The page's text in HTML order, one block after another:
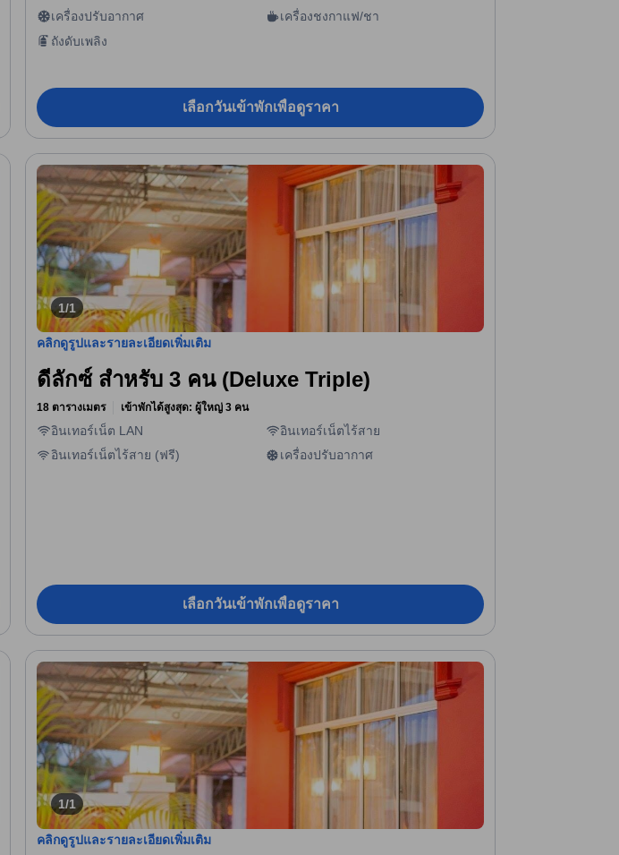
เครื่องปรับอากาศ
เครื่องชงกาแฟ/ชา
ถังดับเพลิง
เลือกวันเข้าพักเพื่อดูราคา
1/1
คลิกดูรูปและรายละเอียดเพิ่มเติม
ดีลักซ์ สำหรับ 3 คน (Deluxe Triple)
18 ตารางเมตร เข้าพักได้สูงสุด: ผู้ใหญ่ 3 คน
อินเทอร์เน็ต LAN
อินเทอร์เน็ตไร้สาย
อินเทอร์เน็ตไร้สาย (ฟรี)
เครื่องปรับอากาศ
เลือกวันเข้าพักเพื่อดูราคา
1/1
คลิกดูรูปและรายละเอียดเพิ่มเติม